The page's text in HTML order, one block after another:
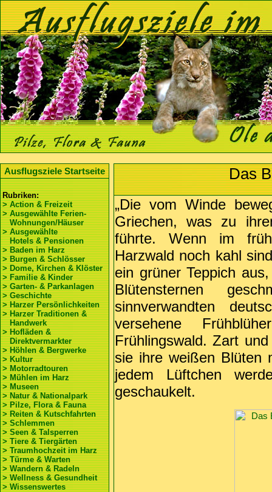
Ausflugsziele Startseite
Rubriken:
> Action & Freizeit
> Ausgewählte Ferien-
Wohnungen/Häuser
> Ausgewählte
Hotels & Pensionen
> Baden im Harz
> Burgen & Schlösser
> Dome, Kirchen & Klöster
> Familie & Kinder
> Garten- & Parkanlagen
> Geschichte
> Harzer Persönlichkeiten
> Harzer Traditionen &
Handwerk
> Hofläden &
Direktvermarkter
> Höhlen & Bergwerke
> Kultur
> Motorradtouren
> Mühlen im Harz
> Museen
> Natur & Nationalpark
> Pilze, Flora & Fauna
> Reiten & Kutschfahrten
> Schlemmen
> Seen & Talsperren
> Tiere & Tiergärten
> Traumhochzeit im Harz
> Türme & Warten
> Wandern & Radeln
> Wellness & Gesundheit
> Wissenswertes
Das
„Die vom Winde
Griechen, was zu
führte. Wenn im
Harzwald noch kahl
ein grüner Teppich
Blütensternen
sinnverwandten
versehene
Frühlingswald. Zart
sie ihre weißen Blüten
jedem Lüftchen
geschaukelt.